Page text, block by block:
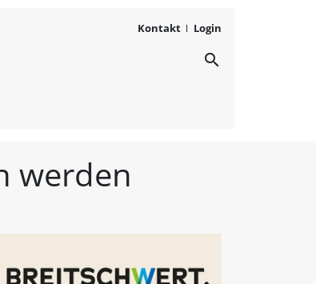
Kontakt Login
aus search
werden